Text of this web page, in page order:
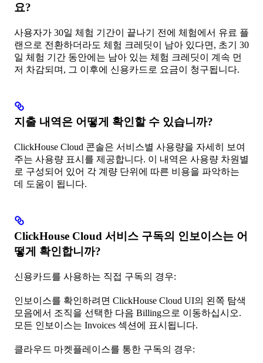
요?
사용자가 30일 체험 기간이 끝나기 전에 체험에서 유료 플
랜으로 전환하더라도 체험 크레딧이 남아 있다면, 초기 30
일 체험 기간 동안에는 남아 있는 체험 크레딧이 계속 먼
저 차감되며, 그 이후에 신용카드로 요금이 청구됩니다.
지출 내역은 어떻게 확인할 수 있습니까?
ClickHouse Cloud 콘솔은 서비스별 사용량을 자세히 보여
주는 사용량 표시를 제공합니다. 이 내역은 사용량 차원별
로 구성되어 있어 각 계량 단위에 따른 비용을 파악하는
데 도움이 됩니다.
ClickHouse Cloud 서비스 구독의 인보이스는 어
떻게 확인합니까?
신용카드를 사용하는 직접 구독의 경우:
인보이스를 확인하려면 ClickHouse Cloud UI의 왼쪽 탐색
모음에서 조직을 선택한 다음 Billing으로 이동하십시오.
모든 인보이스는 Invoices 섹션에 표시됩니다.
클라우드 마켓플레이스를 통한 구독의 경우: